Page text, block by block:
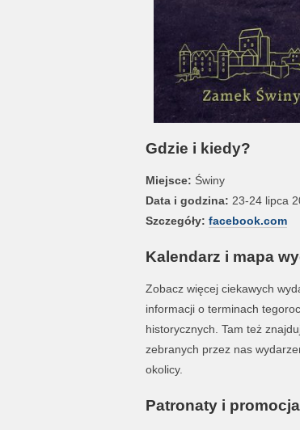
Gdzie i kiedy?
Miejsce: Świny
Data i godzina: 23-24 lipca
Szczegóły: facebook.com
Kalendarz i mapa
Zobacz więcej ciekawych
informacji o terminach
historycznych. Tam też
zebranych przez nas
okolicy.
Patronaty i promocja